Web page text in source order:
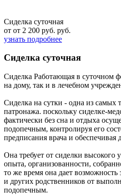
Сиделка суточная
от от 2 200 руб. руб.
узнать подробнее
Сиделка суточная
Сиделка Работающая в суточном
на дому, так и в лечебном
Сиделка на сутки - одна из самых
патронажа. поскольку сиделке-
фактически без сна и отдыха
подопечным, контролируя его
предписания врача и
Она требует от сиделки высокого
опыта, организованности,
то же время она дает возможность
и других родственников от
подопечным.